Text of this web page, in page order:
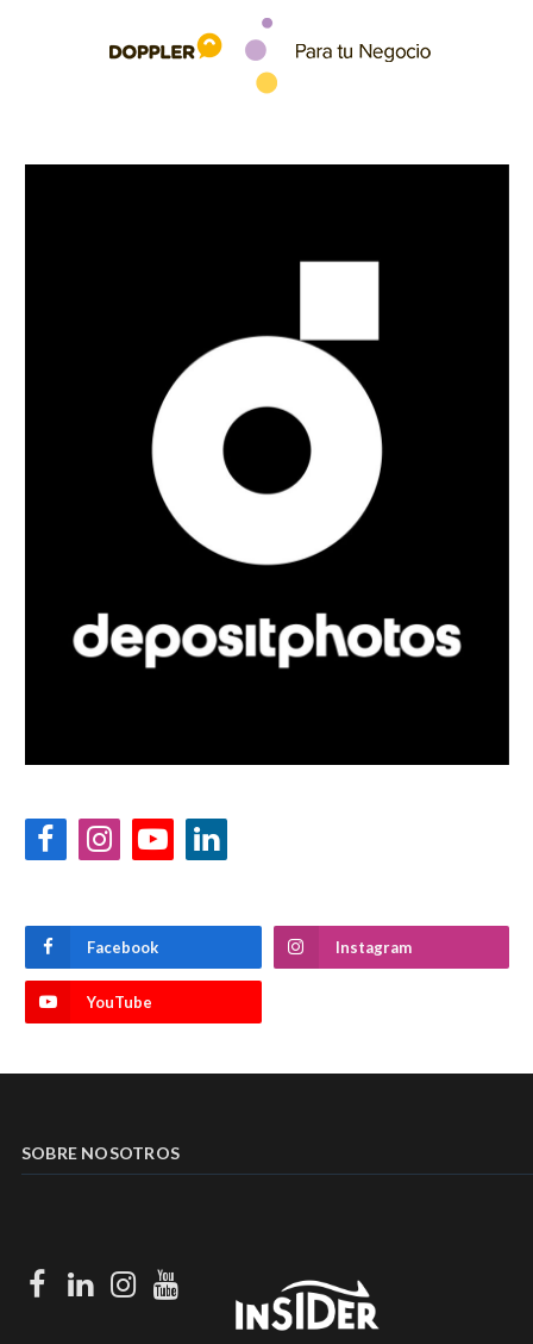
FacebookInstagramYouTubeLinkedIn
Facebook Instagram
YouTube
SOBRE NOSOTROS
Facebook
LinkedIn
Instagram
Youtube